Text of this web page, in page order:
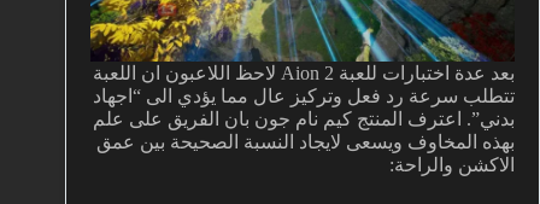
بعد عدة اختبارات للعبة Aion 2 لاحظ اللاعبون ان اللعبة
تتطلب سرعة رد فعل وتركيز عال مما يؤدي الى “اجهاد
بدني”. اعترف المنتج كيم نام جون بان الفريق على علم
بهذه المخاوف ويسعى لايجاد النسبة الصحيحة بين عمق
الاكشن والراحة: